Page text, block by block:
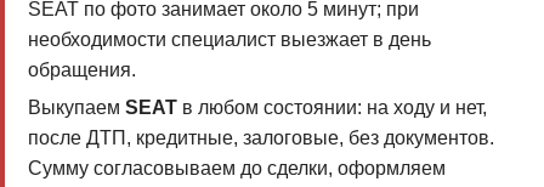
SEAT по фото занимает около 5 минут; при
необходимости специалист выезжает в день
обращения.
Выкупаем SEATв любом состоянии: на ходу и нет,
после ДТП, кредитные, залоговые, без документов.
Сумму согласовываем до сделки, оформляем